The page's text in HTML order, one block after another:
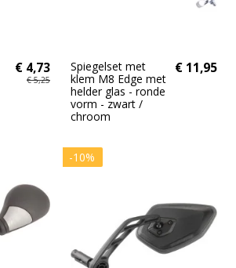
€ 4,73
€ 5,25
Spiegelset met
klem M8 Edge met
helder glas - ronde
vorm - zwart /
chroom
€ 11,95
-10%